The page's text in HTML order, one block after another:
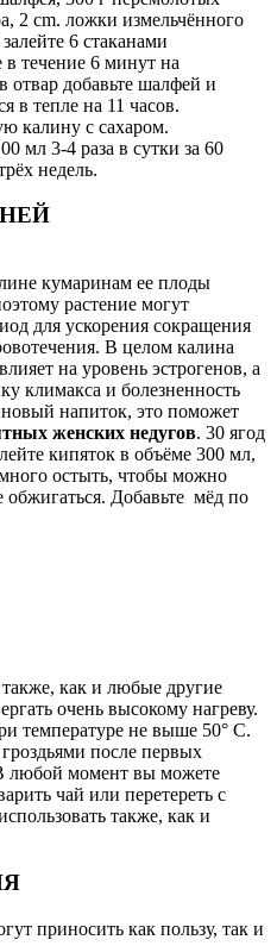
2 cm. ложки измельчённого
6 стаканами
течение 6 минут на
отвар добавьте шалфей и
в тепле на 11 часов.
калину с сахаром.
мл 3-4 раза в сутки за 60
недель.
кумаринам ее плоды
растение могут
для ускорения сокращения
В целом калина
на уровень эстрогенов, а
климакса и болезненность
напиток, это поможет
женских недугов. 30 ягод
кипяток в объёме 300 мл,
остыть, чтобы можно
обжигаться. Добавьте мёд по
как и любые другие
очень высокому нагреву.
температуре не выше 50° С.
после первых
любой момент вы можете
чай или перетереть с
также, как и
приносить как пользу, так и